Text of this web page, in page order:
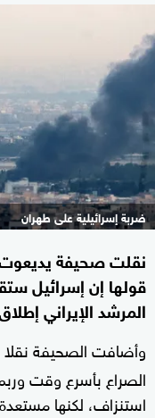
ضربة إسرائيلية على طهران
نقلت صحيفة يديعوت
قولها إن إسرائيل
المرشد الإيراني
وأضافت الصحيفة
الصراع بأسرع وقت
استنزاف، لكنها